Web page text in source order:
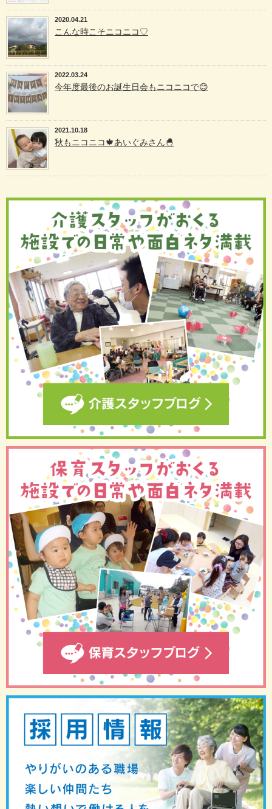
2020.04.21
こんな時こそニコニコ♡
2022.03.24
今年度最後のお誕生日会もニコニコで😊
2021.10.18
秋もニコニコ🍁あいぐみさん🐣